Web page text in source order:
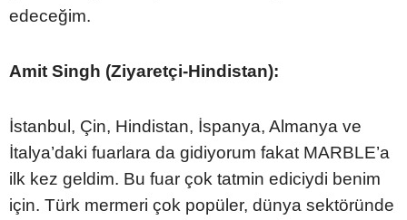
edeceğim.
Amit Singh (Ziyaretçi-Hindistan):
İstanbul, Çin, Hindistan, İspanya, Almanya ve
İtalya’daki fuarlara da gidiyorum fakat MARBLE’a
ilk kez geldim. Bu fuar çok tatmin ediciydi benim
için. Türk mermeri çok popüler, dünya sektöründe